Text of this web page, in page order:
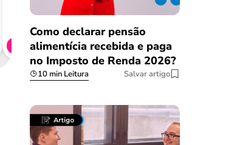
Como declarar pensão
alimentícia recebida e paga
no Imposto de Renda 2026?
10 min Leitura Salvar artigo